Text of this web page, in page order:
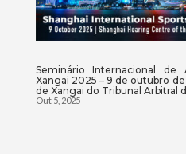
Seminário Internacional de
Xangai 2025 – 9 de outubro
de Xangai do Tribunal Arbitral
Out 5, 2025